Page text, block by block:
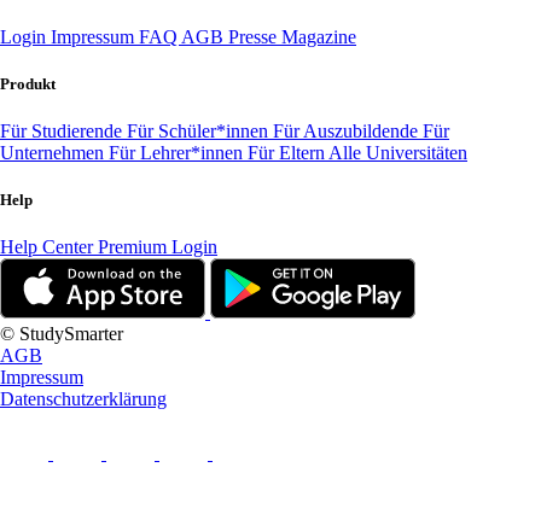
Login Impressum FAQ AGB Presse Magazine
Produkt
Für Studierende Für Schüler*innen Für Auszubildende Für
Unternehmen Für Lehrer*innen Für Eltern Alle Universitäten
Help
Help CenterPremium Login
© StudySmarter
AGB
Impressum
Datenschutzerklärung